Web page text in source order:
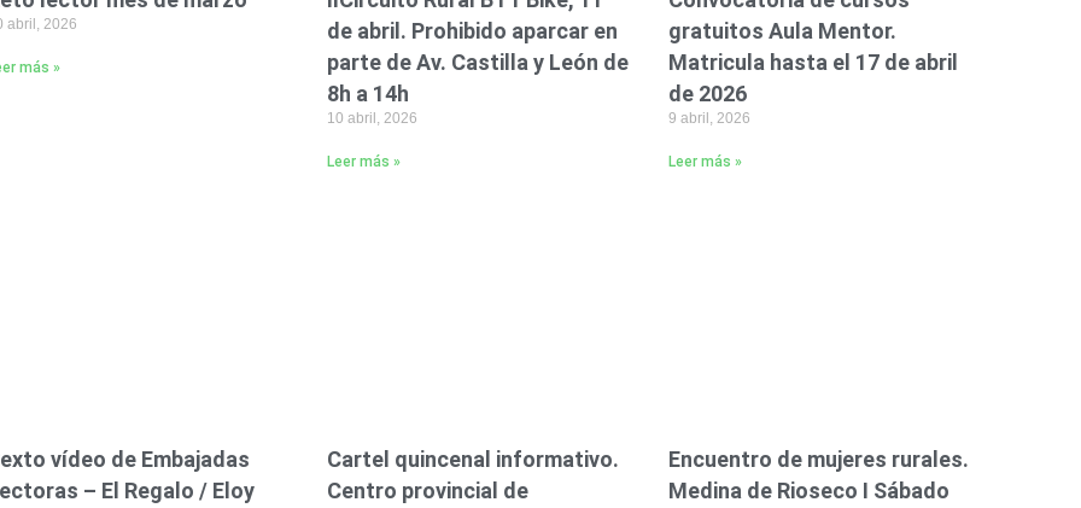
abril, 2026
más »
de abril. Prohibido aparcar en
parte de Av. Castilla y León de
8h a 14h
10 abril, 2026
Leer más »
gratuitos Aula Mentor.
Matricula hasta el 17 de abril
de 2026
9 abril, 2026
Leer más »
vídeo de Embajadas
– El Regalo / Eloy
Cartel quincenal informativo.
Centro provincial de
Encuentro de mujeres rurales.
Medina de Rioseco I Sábado